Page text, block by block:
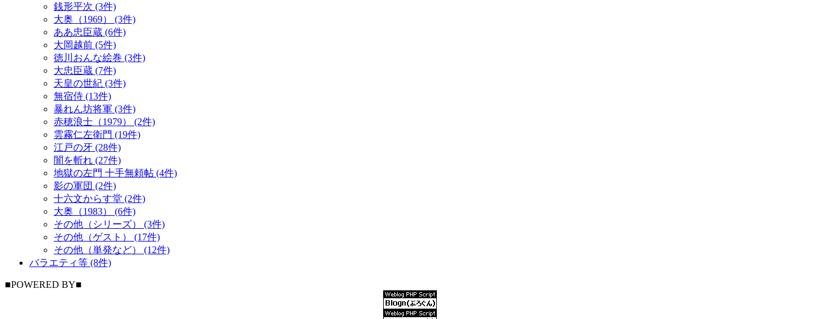
銭形平次 (3件)
大奥（1969） (3件)
ああ忠臣蔵 (6件)
大岡越前 (5件)
徳川おんな絵巻 (3件)
大忠臣蔵 (7件)
天皇の世紀 (3件)
無宿侍 (13件)
暴れん坊将軍 (3件)
赤穂浪士（1979） (2件)
雲霧仁左衛門 (19件)
江戸の牙 (28件)
闇を斬れ (27件)
地獄の左門 十手無頼帖 (4件)
影の軍団 (2件)
十六文からす堂 (2件)
大奥（1983） (6件)
その他（シリーズ） (3件)
その他（ゲスト） (17件)
その他（単発など） (12件)
バラエティ等 (8件)
■POWERED BY■